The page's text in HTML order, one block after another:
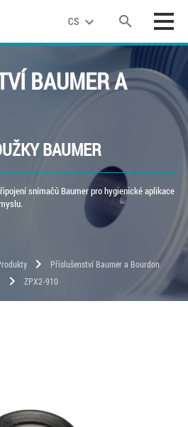
CS expand_more search
BAUMER A
BAUMER
snímačů Baumer pro hygienické aplikace
chevron_right Příslušenství Baumer a Bourdon
chevron_right ZPX2-910